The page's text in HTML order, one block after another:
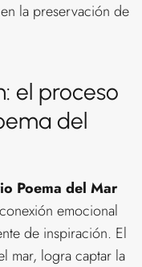
la preservación de
el proceso
del
Poema del Mar
emocional
de inspiración. El
mar, logra captar la